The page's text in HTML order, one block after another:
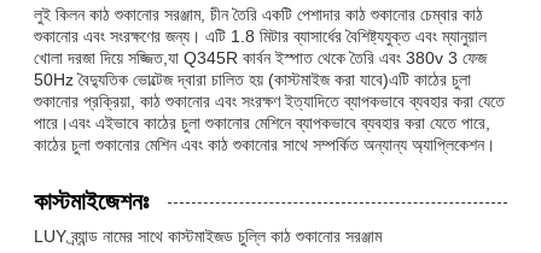
লুই কিলন কাঠ শুকানোর সরঞ্জাম, চীন তৈরি একটি পেশাদার কাঠ শুকানোর চেম্বার কাঠ
শুকানোর এবং সংরক্ষণের জন্য। এটি 1.8 মিটার ব্যাসার্ধের বৈশিষ্ট্যযুক্ত এবং ম্যানুয়াল
খোলা দরজা দিয়ে সজ্জিত,যা Q345R কার্বন ইস্পাত থেকে তৈরি এবং 380v 3 ফেজ
50Hz বৈদ্যুতিক ভোল্টেজ দ্বারা চালিত হয় (কাস্টমাইজ করা যাবে)এটি কাঠের চুলা
শুকানোর প্রক্রিয়া, কাঠ শুকানোর এবং সংরক্ষণ ইত্যাদিতে ব্যাপকভাবে ব্যবহার করা যেতে
পারে।এবং এইভাবে কাঠের চুলা শুকানোর মেশিনে ব্যাপকভাবে ব্যবহার করা যেতে পারে,
কাঠের চুলা শুকানোর মেশিন এবং কাঠ শুকানোর সাথে সম্পর্কিত অন্যান্য অ্যাপ্লিকেশন।
কাস্টমাইজেশনঃ
LUY ব্র্যান্ড নামের সাথে কাস্টমাইজড চুল্লি কাঠ শুকানোর সরঞ্জাম